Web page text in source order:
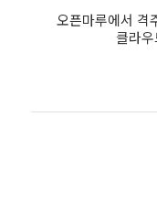
오픈마루에서 격
클라